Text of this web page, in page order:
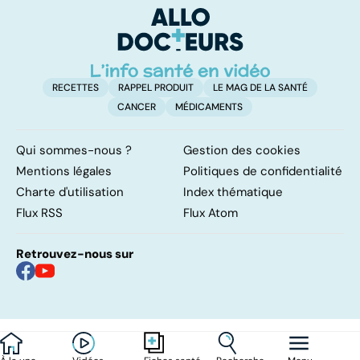
RECETTES RAPPEL PRODUIT
LE MAG DE LA SANTÉ
CANCER
MÉDICAMENTS
Qui sommes-nous ?
Gestion des cookies
Mentions légales
Politiques de confidentialité
Charte d'utilisation
Index thématique
Flux RSS
Flux Atom
Retrouvez-nous sur